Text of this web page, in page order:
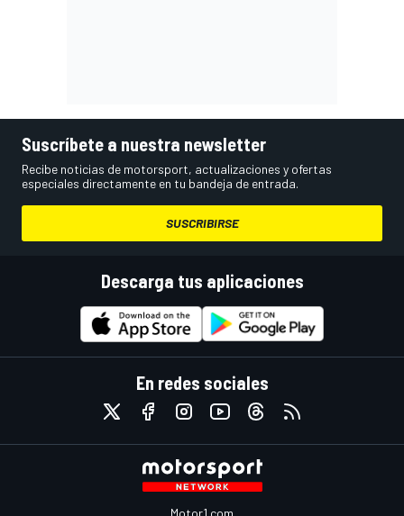
Suscríbete a nuestra newsletter
Recibe noticias de motorsport, actualizaciones y ofertas
especiales directamente en tu bandeja de entrada.
SUSCRIBIRSE
Descarga tus aplicaciones
En redes sociales
Motor1.com